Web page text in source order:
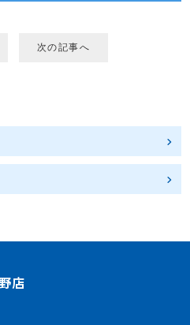
次の記事へ
店